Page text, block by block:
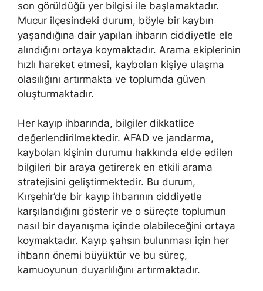
son görüldüğü yer bilgisi ile başlamaktadır.
Mucur ilçesindeki durum, böyle bir kaybın
yaşandığına dair yapılan ihbarın ciddiyetle ele
alındığını ortaya koymaktadır. Arama ekiplerinin
hızlı hareket etmesi, kaybolan kişiye ulaşma
olasılığını artırmakta ve toplumda güven
oluşturmaktadır.
Her kayıp ihbarında, bilgiler dikkatlice
değerlendirilmektedir. AFAD ve jandarma,
kaybolan kişinin durumu hakkında elde edilen
bilgileri bir araya getirerek en etkili arama
stratejisini geliştirmektedir. Bu durum,
Kırşehir’de bir kayıp ihbarının ciddiyetle
karşılandığını gösterir ve o süreçte toplumun
nasıl bir dayanışma içinde olabileceğini ortaya
koymaktadır. Kayıp şahsın bulunması için her
ihbarın önemi büyüktür ve bu süreç,
kamuoyunun duyarlılığını artırmaktadır.